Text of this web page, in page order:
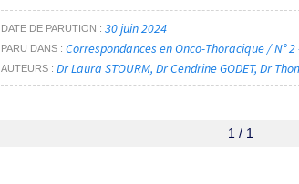
DATE DE PARUTION 30 juin 2024
PARU DANS Correspondances en Onco-Thoracique / N° 2
AUTEURS Dr Laura STOURM Dr Cendrine GODET Dr
1 / 1